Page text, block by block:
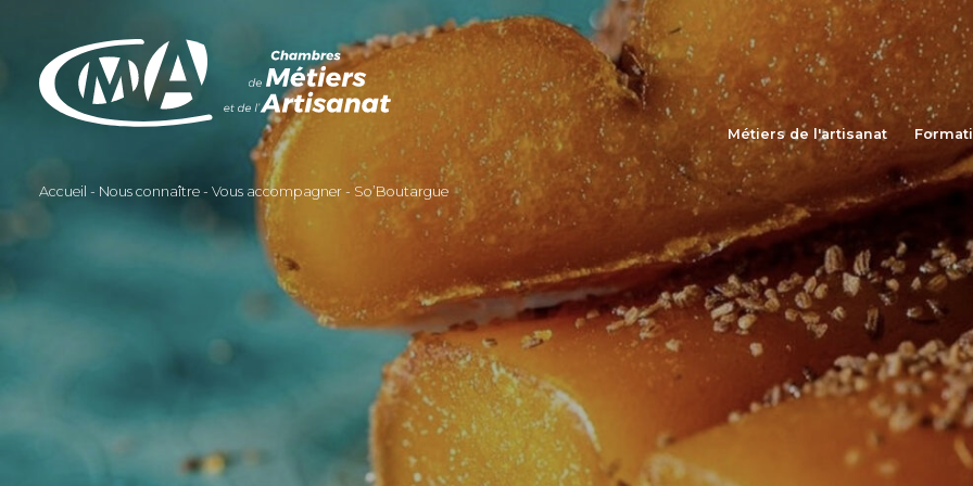
contenu
principal
Métiers de l'artisanat
Accueil Nous connaître Vous accompagner So’Boutargue